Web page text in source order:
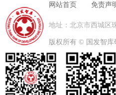
网站首页 免责声
地址：北京市西城区
版权所有 © 国发智